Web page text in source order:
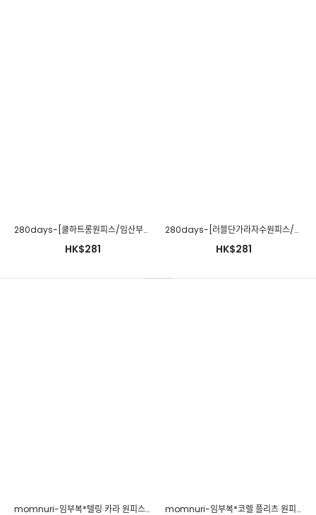
280days-[쿨하트롱원피스/임산부]임부복 2 8 0 DAYS - 느낌있는 임부복쇼핑몰♡韓國孕婦裝連身裙
HK$281
280days-[러블단가라자수원피스/임산부]임부복 2 8 0 DAYS - 느낌있는 임부복쇼핑몰♡韓國孕婦裝連身裙
HK$281
momnuri-임부복*텔링 카라 원피스 ♡韓國孕婦裝連身裙 momnuri-임부복*코렐 플리츠 원피스 ♡韓國孕婦裝連身裙